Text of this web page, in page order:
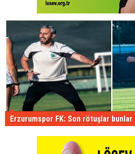
Erzurumspor FK: Son rötuşlar bunlar